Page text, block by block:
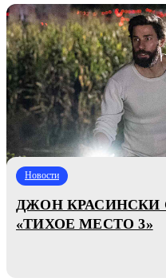
Новости
ДЖОН КРАСИНСКИ
«ТИХОЕ МЕСТО 3»